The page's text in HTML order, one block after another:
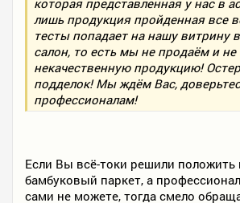
которая представленная у нас в
лишь продукция пройденная все
тесты попадает на нашу витрину
салон, то есть мы не продаём и не
некачественную продукцию!
подделок! Мы ждём Вас,
профессионалам!
Если Вы всё-токи решили положить
бамбуковый паркет, а
сами не можете, тогда смело